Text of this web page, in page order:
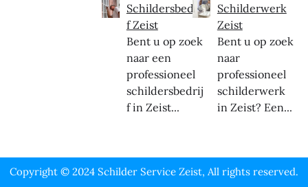
Schildersbedrij
f Zeist
Bent u op zoek
naar een
professioneel
schildersbedrij
f in Zeist...
Schilderwerk
Zeist
Bent u op zoek
naar
professioneel
schilderwerk
in Zeist? Een...
Copyright © 2024 Schilder Service Zeist, All rights reserved.